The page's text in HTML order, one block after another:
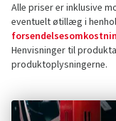
Alle priser er inklusive
eventuelt øtillæg i
Henvisninger til
produktoplysningerne.